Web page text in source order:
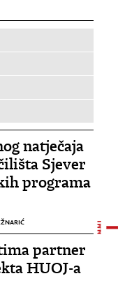
natječaja
Sjever
programa
partner
HUOJ-a